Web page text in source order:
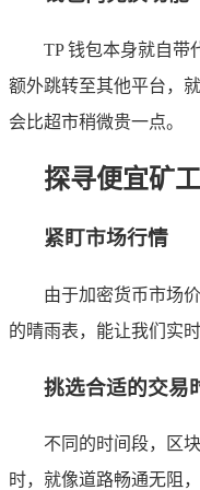
TP 钱包本身就自带
额外跳转至其他平台，
会比超市稍微贵一点。
探寻便宜矿
紧盯市场行情
由于加密货币市场
的晴雨表，能让我们实
挑选合适的交易
不同的时间段，区
时，就像道路畅通无阻